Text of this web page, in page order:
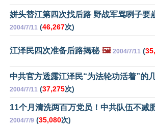
姘头替江第四次找后路 野战军骂咧子要
2004/7/11 (46,267次)
江泽民四次准备后路揭秘 🖼️ 2004/7/11 (
中共官方透露江泽民“为法轮功活着”的
2004/7/11 (37,275次)
11个月清洗两百万党员！中共队伍不减
2004/7/9 (35,080次)